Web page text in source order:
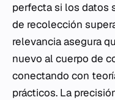
perfecta si los datos
de recolección
relevancia asegura
nuevo al cuerpo de
conectando con
prácticos. La